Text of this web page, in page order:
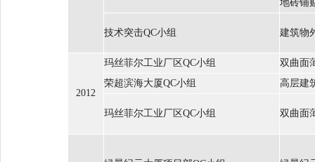
地砖铺
技术突击QC小组 建筑物
2012
玛丝菲尔工业厂区QC小组
双曲面
荣超滨海大厦QC小组
高层建
玛丝菲尔工业厂区QC小组 双曲面